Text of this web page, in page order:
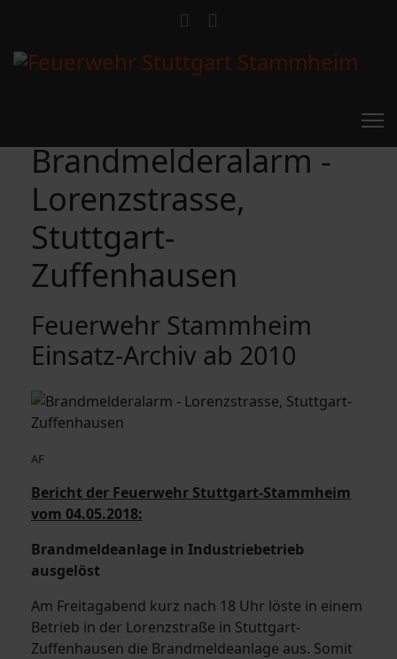
Feuerwehr Stammheim
Einsatz-Archiv ab 2010
Brandmelderalarm -
Lorenzstrasse,
Stuttgart-
Zuffenhausen
AF
Bericht der Feuerwehr Stuttgart-Stammheim
vom 04.05.2018:
Brandmeldeanlage in Industriebetrieb
ausgelöst
Am Freitagabend kurz nach 18 Uhr löste in einem
Betrieb in der Lorenzstraße in Stuttgart-
Zuffenhausen die Brandmeldeanlage aus. Somit